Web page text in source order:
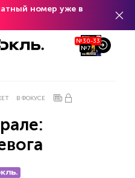
номер уже в
№30-33
№7
В ФОКУСЕ